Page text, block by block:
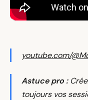
youtube.com/
Astuce pro :
toujours vos